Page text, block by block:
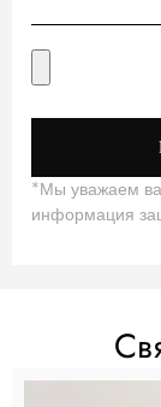
*Мы уважаем
информация